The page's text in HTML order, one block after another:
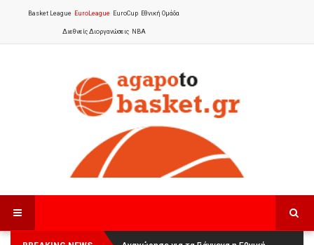
Basket League EuroLeague EuroCup Εθνική Ομάδα
Διεθνείς Διοργανώσεις NBA